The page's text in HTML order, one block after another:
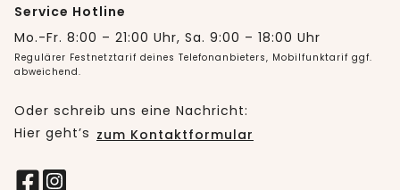
Service Hotline
Mo.-Fr. 8:00 – 21:00 Uhr, Sa. 9:00 – 18:00 Uhr
Regulärer Festnetztarif deines Telefonanbieters, Mobilfunktarif ggf.
abweichend.
Oder schreib uns eine Nachricht:
Hier geht’s zum Kontaktformular